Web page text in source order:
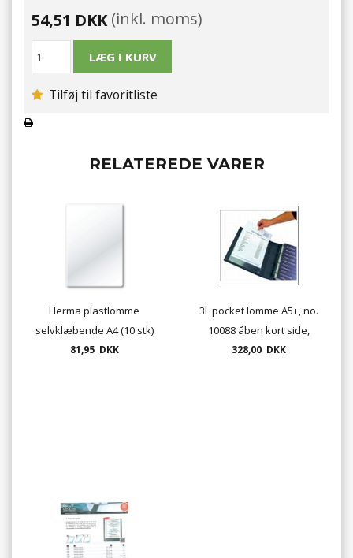
54,51 DKK(inkl. moms)
Tilføj til favoritliste
RELATEREDE VARER
Herma plastlomme
selvklæbende A4 (10 stk)
81,95 DKK
3L pocket lomme A5+, no.
10088 åben kort side,
158x220mm, 50/pk.
328,00 DKK